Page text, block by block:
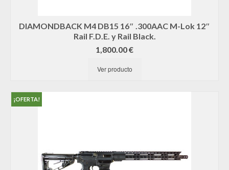
DIAMONDBACK M4 DB15 16″ .300AAC M-Lok 12″
Rail F.D.E. y Rail Black.
1,800.00€
Ver producto
¡OFERTA!